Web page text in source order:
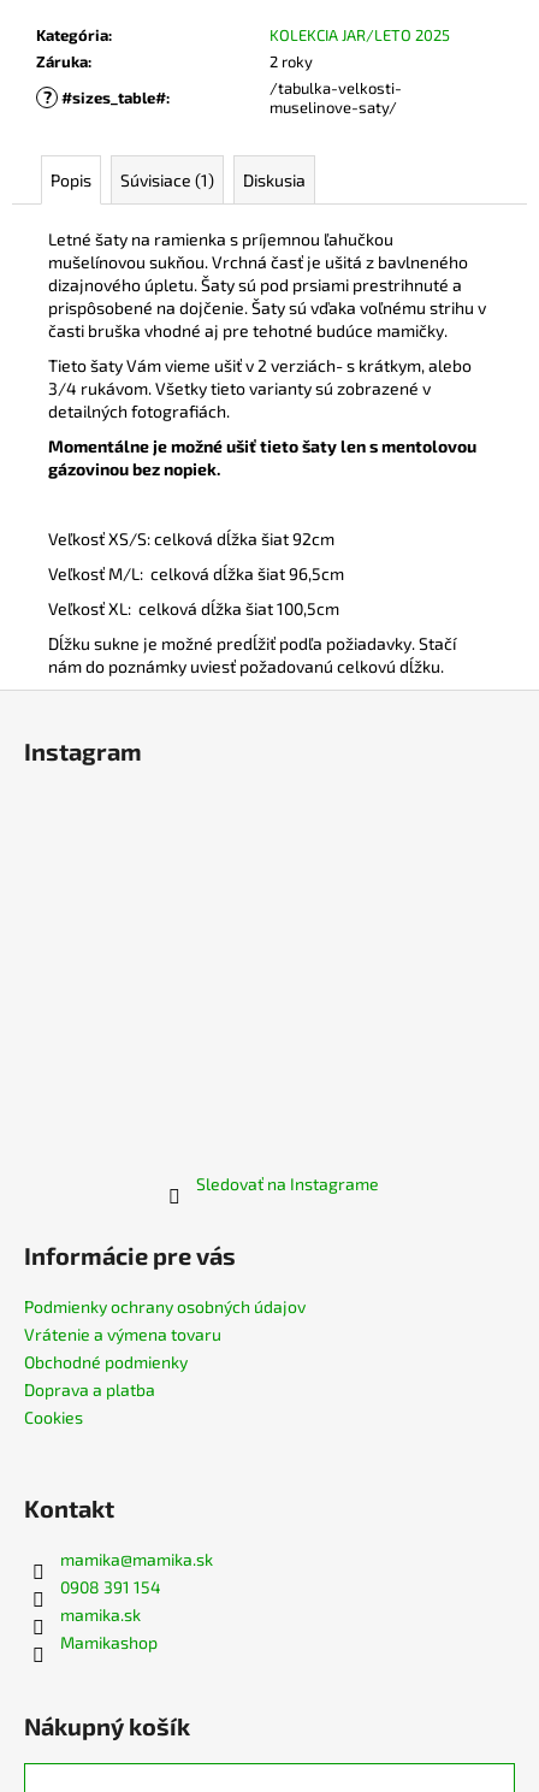
Kategória:
KOLEKCIA JAR/LETO 2025
Záruka: 2 roky
? #sizes_table#:
/tabulka-velkosti-
muselinove-saty/
Popis Súvisiace (1) Diskusia
Letné šaty na ramienka s príjemnou ľahučkou
mušelínovou sukňou. Vrchná časť je ušitá z bavlneného
dizajnového úpletu. Šaty sú pod prsiami prestrihnuté a
prispôsobené na dojčenie. Šaty sú vďaka voľnému strihu v
časti bruška vhodné aj pre tehotné budúce mamičky.
Tieto šaty Vám vieme ušiť v 2 verziách- s krátkym, alebo
3/4 rukávom. Všetky tieto varianty sú zobrazené v
detailných fotografiách.
Momentálne je možné ušiť tieto šaty len s mentolovou
gázovinou bez nopiek.
Veľkosť XS/S: celková dĺžka šiat 92cm
Veľkosť M/L: celková dĺžka šiat 96,5cm
Veľkosť XL: celková dĺžka šiat 100,5cm
Dĺžku sukne je možné predĺžiť podľa požiadavky. Stačí
nám do poznámky uviesť požadovanú celkovú dĺžku.
Instagram
Sledovať na Instagrame
Informácie pre vás
Podmienky ochrany osobných údajov
Vrátenie a výmena tovaru
Obchodné podmienky
Doprava a platba
Cookies
Kontakt
mamika@mamika.sk
0908 391 154
mamika.sk
Mamikashop
Nákupný košík